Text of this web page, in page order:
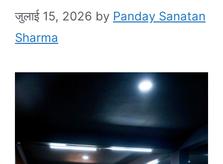
जुलाई 15, 2026 by Panday Sanatan
Sharma